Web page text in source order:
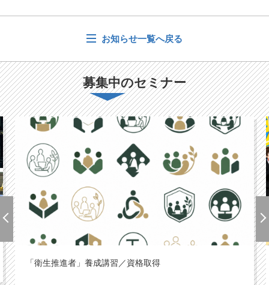
お知らせ一覧へ戻る
募集中のセミナー
「衛生推進者」養成講習／資格取得